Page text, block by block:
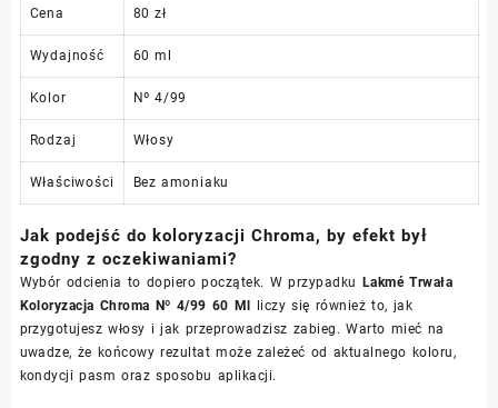
Cena 80 zł
Wydajność 60 ml
Kolor Nº 4/99
Rodzaj Włosy
Właściwości Bez amoniaku
Jak podejść do koloryzacji Chroma, by efekt był
zgodny z oczekiwaniami?
Wybór odcienia to dopiero początek. W przypadku Lakmé Trwała
Koloryzacja Chroma Nº 4/99 60 Ml liczy się również to, jak
przygotujesz włosy i jak przeprowadzisz zabieg. Warto mieć na
uwadze, że końcowy rezultat może zależeć od aktualnego koloru,
kondycji pasm oraz sposobu aplikacji.